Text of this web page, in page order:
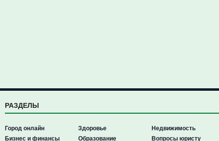
РАЗДЕЛЫ
Город онлайн
Бизнес и финансы
Здоровье
Образование
Недвижимость
Вопросы юристу